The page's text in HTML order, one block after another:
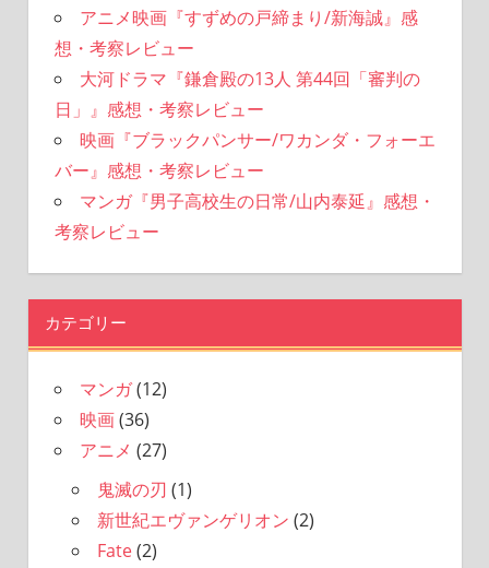
アニメ映画『すずめの戸締まり/新海誠』感
想・考察レビュー
大河ドラマ『鎌倉殿の13人 第44回「審判の
日」』感想・考察レビュー
映画『ブラックパンサー/ワカンダ・フォーエ
バー』感想・考察レビュー
マンガ『男子高校生の日常/山内泰延』感想・
考察レビュー
カテゴリー
マンガ(12)
映画(36)
アニメ (27)
鬼滅の刃 (1)
新世紀エヴァンゲリオン (2)
Fate(2)